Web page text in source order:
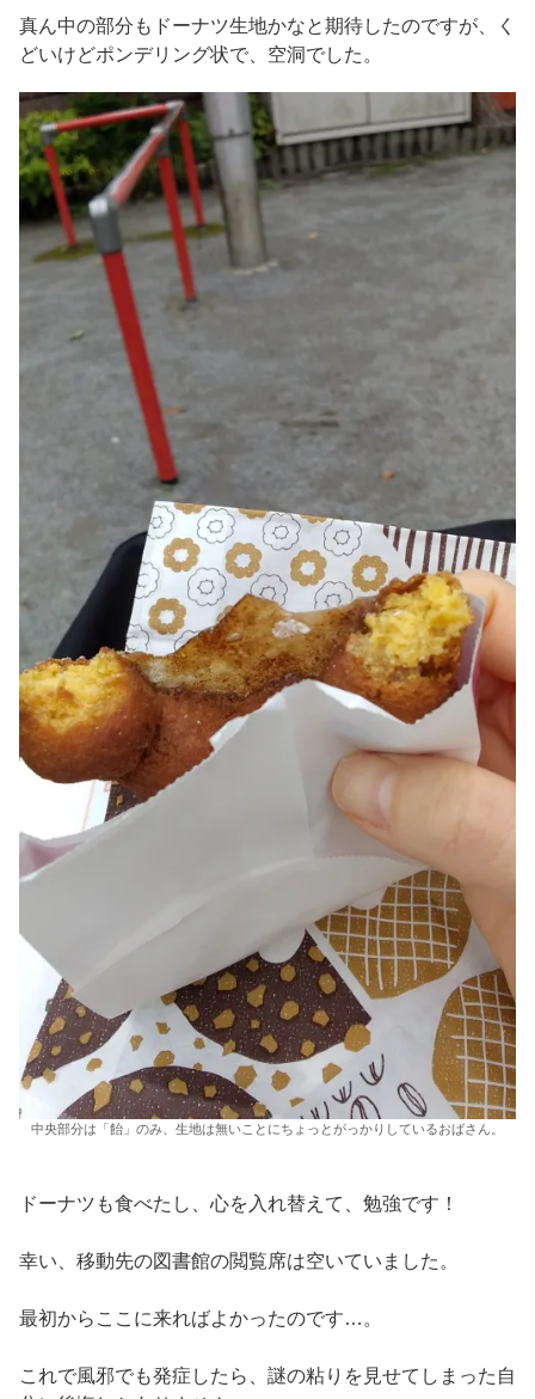
真ん中の部分もドーナツ生地かなと期待したのですが、く
どいけどポンデリング状で、空洞でした。
中央部分は「飴」のみ、生地は無いことにちょっとがっかりしているおばさん。
ドーナツも食べたし、心を入れ替えて、勉強です！
幸い、移動先の図書館の閲覧席は空いていました。
最初からここに来ればよかったのです…。
これで風邪でも発症したら、謎の粘りを見せてしまった自